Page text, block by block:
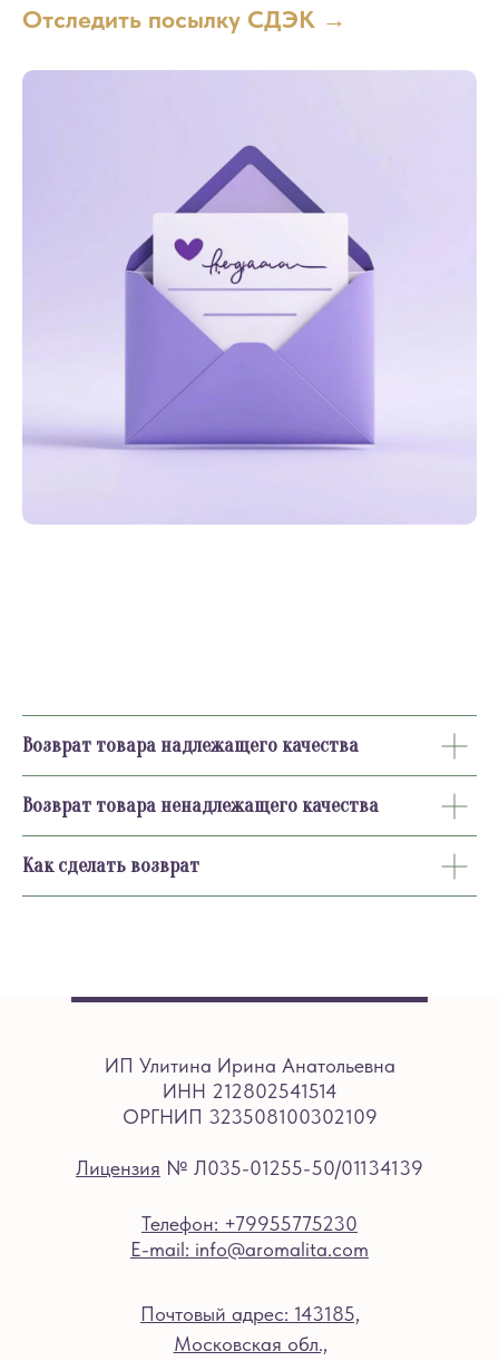
Отследить посылку СДЭК →
Возврат товара надлежащего качества
Возврат товара ненадлежащего качества
Как сделать возврат
ИП Улитина Ирина Анатольевна
ИНН 212802541514
ОРГНИП 323508100302109
Лицензия № Л035-01255-50/01134139
Телефон: +79955775230
E-mail: info@aromalita.com
Почтовый адрес: 143185,
Московская обл.,